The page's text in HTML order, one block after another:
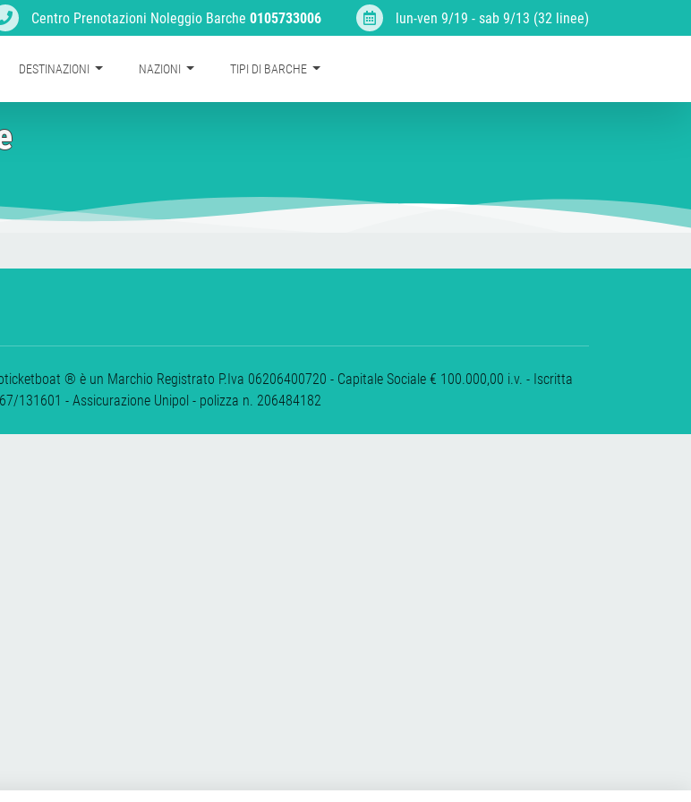
Centro Prenotazioni Noleggio Barche 0105733006 lun-ven 9/19 - sab 9/13 (32 linee)
DESTINAZIONI NAZIONI TIPI DI BARCHE
® è un Marchio Registrato P.Iva 06206400720 - Capitale Sociale € 100.000,00 i.v. - Iscritta
131601 - Assicurazione Unipol - polizza n. 206484182